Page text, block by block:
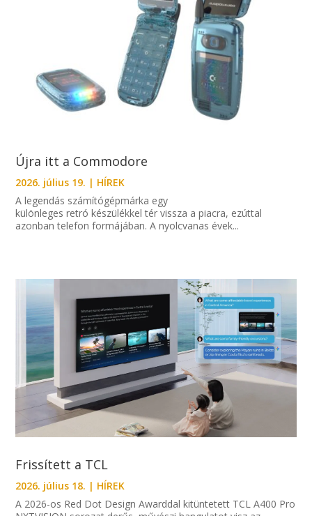
Újra itt a Commodore
2026. július 19. | HÍREK
A legendás számítógépmárka egy
különleges retró készülékkel tér vissza a piacra, ezúttal
azonban telefon formájában. A nyolcvanas évek...
Frissített a TCL
2026. július 18. | HÍREK
A 2026-os Red Dot Design Awarddal kitüntetett TCL A400 Pro